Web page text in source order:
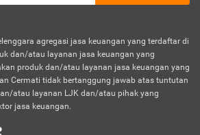
agregasi jasa keuangan yang terdaftar di
dan/atau layanan jasa keuangan yang
produk dan/atau layanan jasa keuangan yang
Cermati tidak bertanggung jawab atas tuntutan
atau layanan LJK dan/atau pihak yang
jasa keuangan.